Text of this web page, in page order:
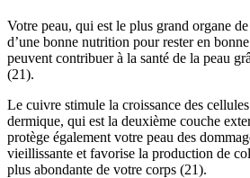
Votre peau, qui est le plus grand organe
d’une bonne nutrition pour rester en
peuvent contribuer à la santé de la peau
(21).
Le cuivre stimule la croissance des
dermique, qui est la deuxième couche
protège également votre peau des
vieillissante et favorise la production de
plus abondante de votre corps (21).